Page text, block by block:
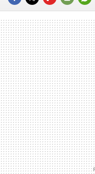
FACEBOOK
TWITTERFLIPBOARD
E-
MAIL